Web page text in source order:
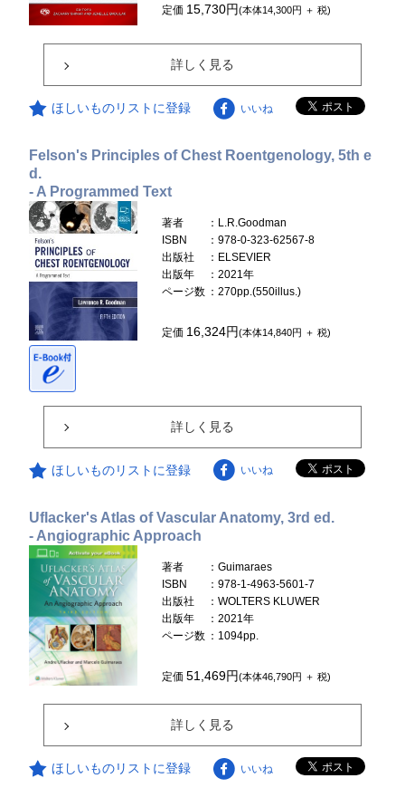
定価 15,730円(本体14,300円 ＋ 税)
詳しく見る
ほしいものリストに登録 いいね
Felson's Principles of Chest Roentgenology, 5th e
d.
- A Programmed Text
著者
：L.R.Goodman
ISBN
：978-0-323-62567-8
出版社
：ELSEVIER
出版年
：2021年
ページ数 ：270pp.(550illus.)
定価 16,324円(本体14,840円 ＋ 税)
詳しく見る
ほしいものリストに登録 いいね
Uflacker's Atlas of Vascular Anatomy, 3rd ed.
- Angiographic Approach
著者
：Guimaraes
ISBN
：978-1-4963-5601-7
出版社
：WOLTERS KLUWER
出版年
：2021年
ページ数 ：1094pp.
定価51,469円(本体46,790円 ＋ 税)
詳しく見る
ほしいものリストに登録 いいね